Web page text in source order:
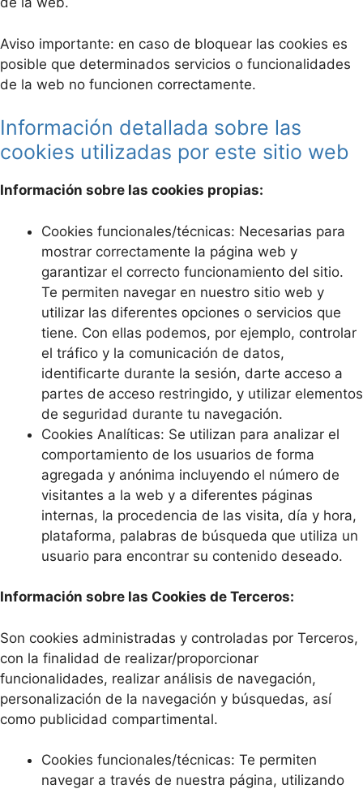
Aviso importante: en caso de bloquear las cookies es
posible que determinados servicios o funcionalidades
de la web no funcionen correctamente.
Información detallada sobre las
cookies utilizadas por este sitio web
Información sobre las cookies propias:
Cookies funcionales/técnicas: Necesarias para
mostrar correctamente la página web y
garantizar el correcto funcionamiento del sitio.
Te permiten navegar en nuestro sitio web y
utilizar las diferentes opciones o servicios que
tiene. Con ellas podemos, por ejemplo, controlar
el tráfico y la comunicación de datos,
identificarte durante la sesión, darte acceso a
partes de acceso restringido, y utilizar elementos
de seguridad durante tu navegación.
Cookies Analíticas: Se utilizan para analizar el
comportamiento de los usuarios de forma
agregada y anónima incluyendo el número de
visitantes a la web y a diferentes páginas
internas, la procedencia de las visita, día y hora,
plataforma, palabras de búsqueda que utiliza un
usuario para encontrar su contenido deseado.
Información sobre las Cookies de Terceros:
Son cookies administradas y controladas por Terceros,
con la finalidad de realizar/proporcionar
funcionalidades, realizar análisis de navegación,
personalización de la navegación y búsquedas, así
como publicidad compartimental.
Cookies funcionales/técnicas: Te permiten
navegar a través de nuestra página, utilizando